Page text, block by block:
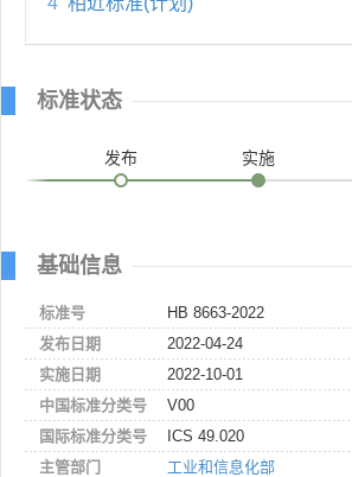
标准状态
发布 实施
基础信息
标准号
HB 8663-2022
发布日期
2022-04-24
实施日期
2022-10-01
中国标准分类号
V00
国际标准分类号
ICS 49.020
主管部门
工业和信息化部